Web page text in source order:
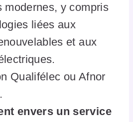
modernes, y compris
liées aux
et aux
Qualifélec ou Afnor
envers un service